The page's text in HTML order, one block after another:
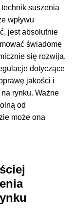
suszenia
wpływu
jest absolutnie
świadome
się rozwija.
dotyczące
jakości i
rynku. Ważne
od
może ona